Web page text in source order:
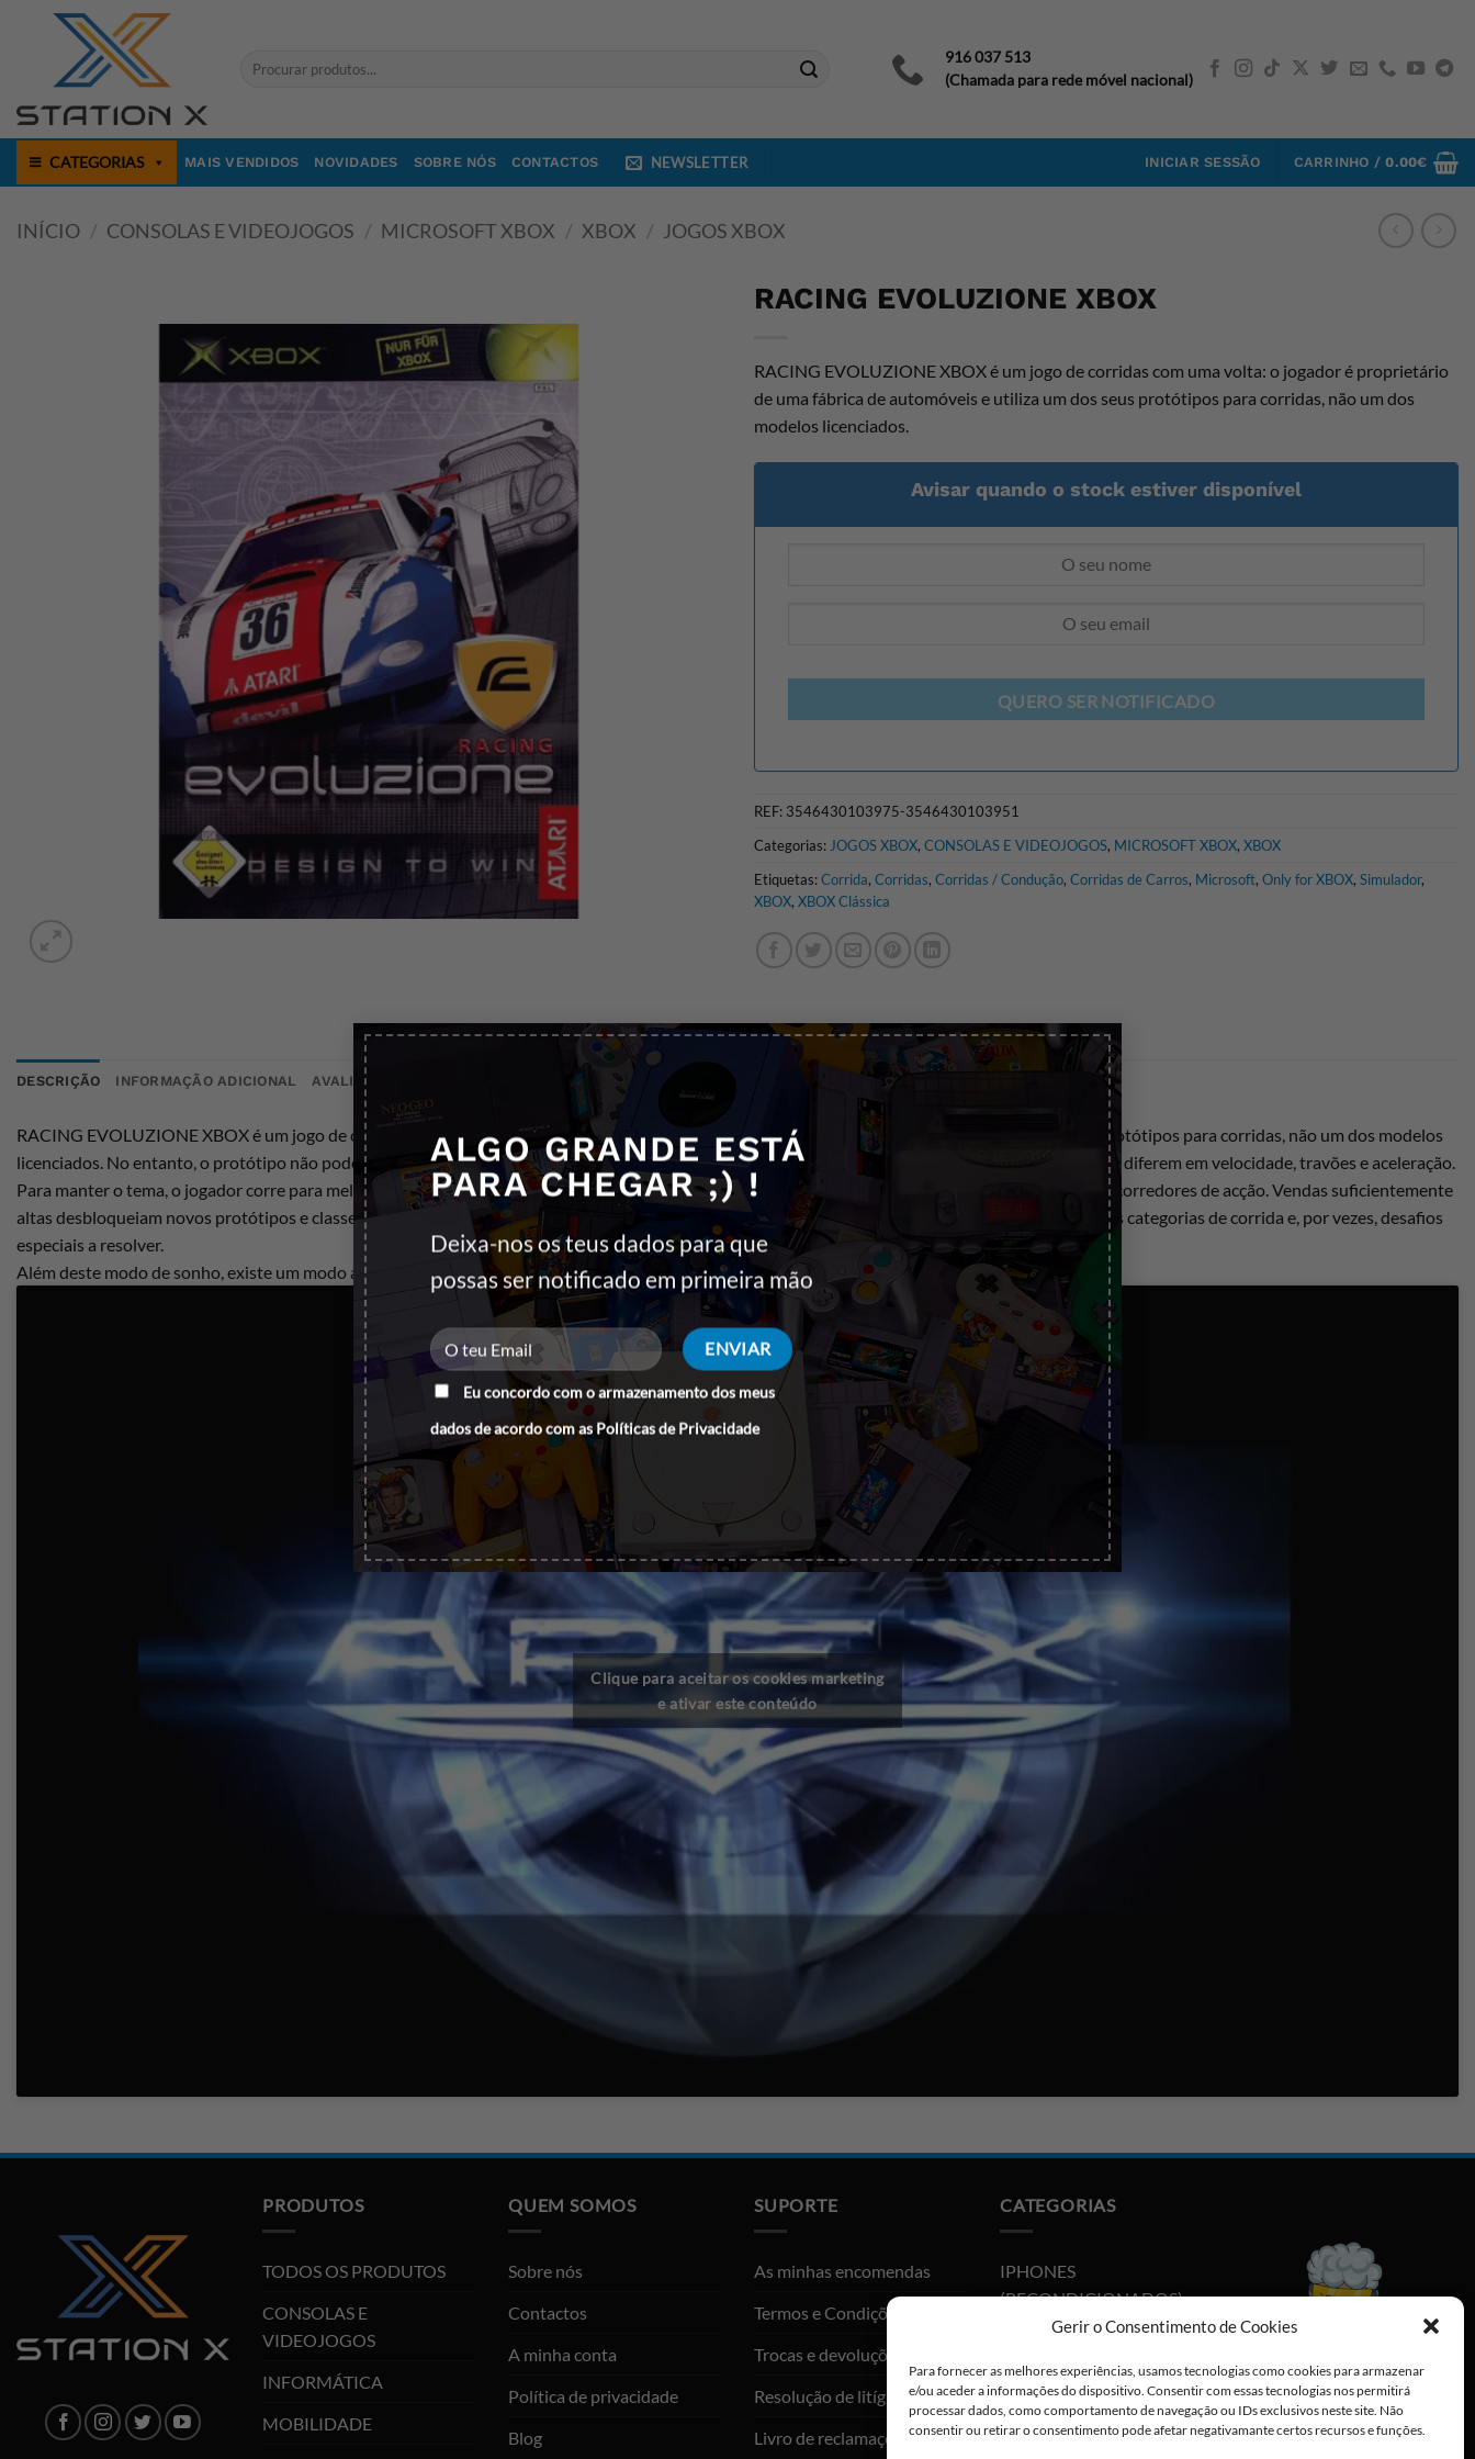
ALGO GRANDE ESTÁ
PARA CHEGAR ;) !
Deixa-nos os teus dados para que
possas ser notificado em primeira mão
Eu concordo com o armazenamento dos meus
dados de acordo com as Políticas de Privacidade
×
Gerir o Consentimento de Cookies
Para fornecer as melhores experiências, usamos tecnologias como cookies para armazenar
e/ou aceder a informações do dispositivo. Consentir com essas tecnologias nos permitirá
processar dados, como comportamento de navegação ou IDs exclusivos neste site. Não
consentir ou retirar o consentimento pode afetar negativamante certos recursos e funções.
Pesquisar
916 037 513
(Chamada para rede móvel nacional)
CATEGORIAS MAIS VENDIDOS NOVIDADES SOBRE NÓS CONTACTOS NEWSLETTER INICIAR SESSÃO CARRINHO /0.00€
INÍCIO / CONSOLAS E VIDEOJOGOS / MICROSOFT XBOX / XBOX / JOGOS XBOX
RACING EVOLUZIONE XBOX
RACING EVOLUZIONE XBOX é um jogo de corridas com uma volta: o jogador é proprietário
de uma fábrica de automóveis e utiliza um dos seus protótipos para corridas, não um dos
modelos licenciados.
Avisar quando o stock estiver disponível
QUERO SER NOTIFICADO
REF: 3546430103975-3546430103951
Categorias: JOGOS XBOX, CONSOLAS E VIDEOJOGOS, MICROSOFT XBOX, XBOX
Etiquetas:Corrida, Corridas, Corridas / Condução, Corridas de Carros, Microsoft, Only for XBOX, Simulador,
XBOX, XBOX Clássica
DESCRIÇÃO INFORMAÇÃO ADICIONAL AVALIAÇÕES (0)
RACING EVOLUZIONE XBOX é um jogo de corridas com uma volta: o jogador é proprietário de uma fábrica de automóveis e utiliza um dos seus protótipos para corridas, não um dos modelos
licenciados. No entanto, o protótipo não pode ser concebido individualmente – o jogador tem de escolher entre três desenhos por construção. Estes diferem em velocidade, travões e aceleração.
Para manter o tema, o jogador corre para melhorar os números de vendas, que servem o mesmo propósito que os pontos de classificação de outros corredores de acção. Vendas suficientemente
altas desbloqueiam novos protótipos e classes de carros (roadster, speedsters, supercarros e carros de sonho). O jogo apresenta 50 percursos, várias categorias de corrida e, por vezes, desafios
especiais a resolver.
Além deste modo de sonho, existe um modo arcade (corridas simples) que pode ser jogado contra outro jogador.
Clique para aceitar os cookies marketing
e ativar este conteúdo
PRODUTOS
TODOS OS PRODUTOS
CONSOLAS E
VIDEOJOGOS
INFORMÁTICA
MOBILIDADE
QUEM SOMOS
Sobre nós
Contactos
A minha conta
Política de privacidade
Blog
SUPORTE
As minhas encomendas
Termos e Condições
Trocas e devoluções
Resolução de litígios
Livro de reclamações
CATEGORIAS
IPHONES
(RECONDICIONADOS)
NINTENDO SWITCH
CABOS E ADAPTADORES